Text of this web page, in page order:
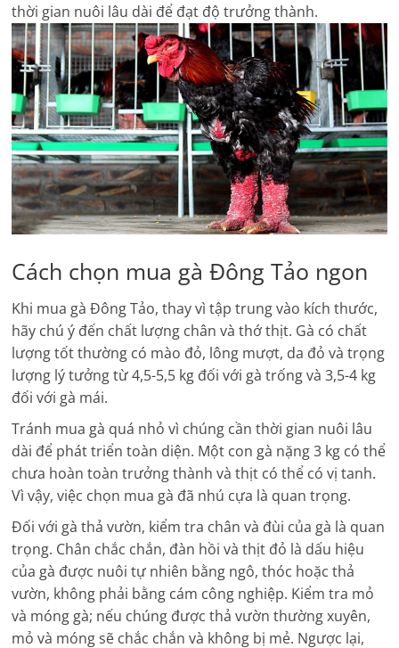
thời gian nuôi lâu dài để đạt độ trưởng thành.
Cách chọn mua gà Đông Tảo ngon
Khi mua gà Đông Tảo, thay vì tập trung vào kích thước,
hãy chú ý đến chất lượng chân và thớ thịt. Gà có chất
lượng tốt thường có mào đỏ, lông mượt, da đỏ và trọng
lượng lý tưởng từ 4,5-5,5 kg đối với gà trống và 3,5-4 kg
đối với gà mái.
Tránh mua gà quá nhỏ vì chúng cần thời gian nuôi lâu
dài để phát triển toàn diện. Một con gà nặng 3 kg có thể
chưa hoàn toàn trưởng thành và thịt có thể có vị tanh.
Vì vậy, việc chọn mua gà đã nhú cựa là quan trọng.
Đối với gà thả vườn, kiểm tra chân và đùi của gà là quan
trọng. Chân chắc chắn, đàn hồi và thịt đỏ là dấu hiệu
của gà được nuôi tự nhiên bằng ngô, thóc hoặc thả
vườn, không phải bằng cám công nghiệp. Kiểm tra mỏ
và móng gà; nếu chúng được thả vườn thường xuyên,
mỏ và móng sẽ chắc chắn và không bị mẻ. Ngược lại,